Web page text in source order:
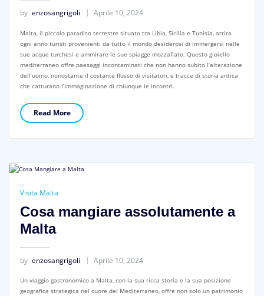
by enzosangrigoli Aprile 10, 2024
Malta, il piccolo paradiso terrestre situato tra Libia, Sicilia e Tunisia, attira
ogni anno turisti provenienti da tutto il mondo desiderosi di immergersi nelle
sue acque turchesi e ammirare le sue spiagge mozzafiato. Questo gioiello
mediterraneo offre paesaggi incontaminati che non hanno subito l’alterazione
dell’uomo, nonostante il costante flusso di visitatori, e tracce di storia antica
che catturano l’immaginazione di chiunque le incontri.
Read More
Visita Malta
Cosa mangiare assolutamente a
Malta
by enzosangrigoli Aprile 10, 2024
Un viaggio gastronomico a Malta, con la sua ricca storia e la sua posizione
geografica strategica nel cuore del Mediterraneo, offre non solo un patrimonio